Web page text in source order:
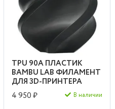
TPU 90A ПЛАСТИК
BAMBU LAB ФИЛАМЕНТ
ДЛЯ 3D-ПРИНТЕРА
4 950 ₽
В наличии